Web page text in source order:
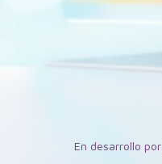
En desarrollo por